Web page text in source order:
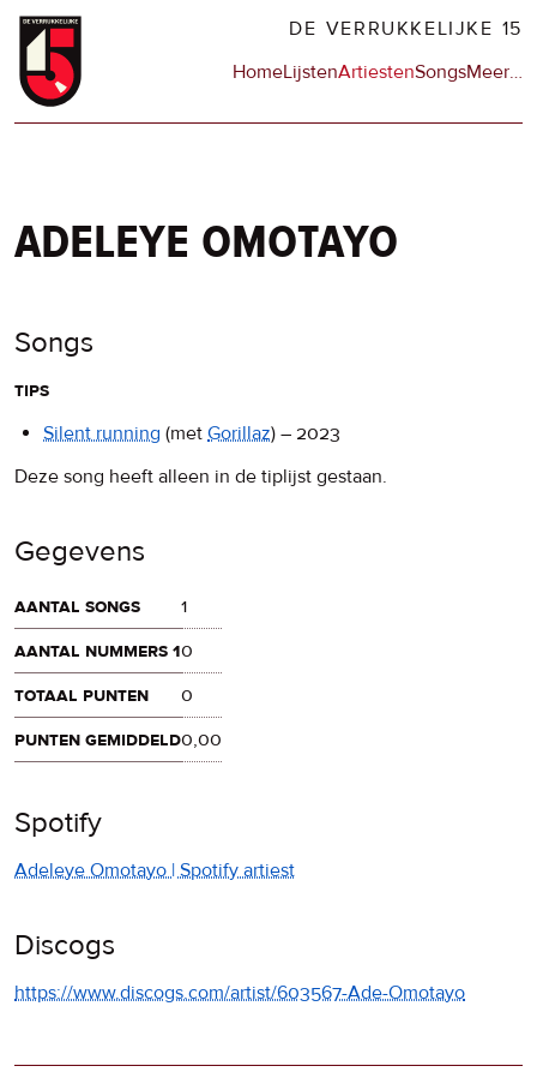
Overslaan
naar
DE VERRUKKELIJKE 15
Hoofdnavigatie
HomeLijstenArtiestenSongsMeerop
…
adeleye omotayo
Songs
tips
Silent running (met Gorillaz) – 2023
Deze song heeft alleen in de tiplijst gestaan.
Gegevens
aantal songs
1
aantal nummers 10
totaal punten
0
punten gemiddeld0,00
Spotify
Adeleye Omotayo | Spotify artiest
Discogs
https://www.discogs.com/artist/603567-Ade-Omotayo